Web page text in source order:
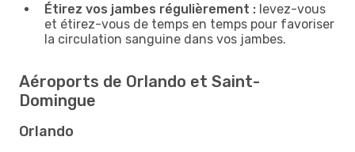
Étirez vos jambes régulièrement : levez-vous
et étirez-vous de temps en temps pour favoriser
la circulation sanguine dans vos jambes.
Aéroports de Orlando et Saint-
Domingue
Orlando